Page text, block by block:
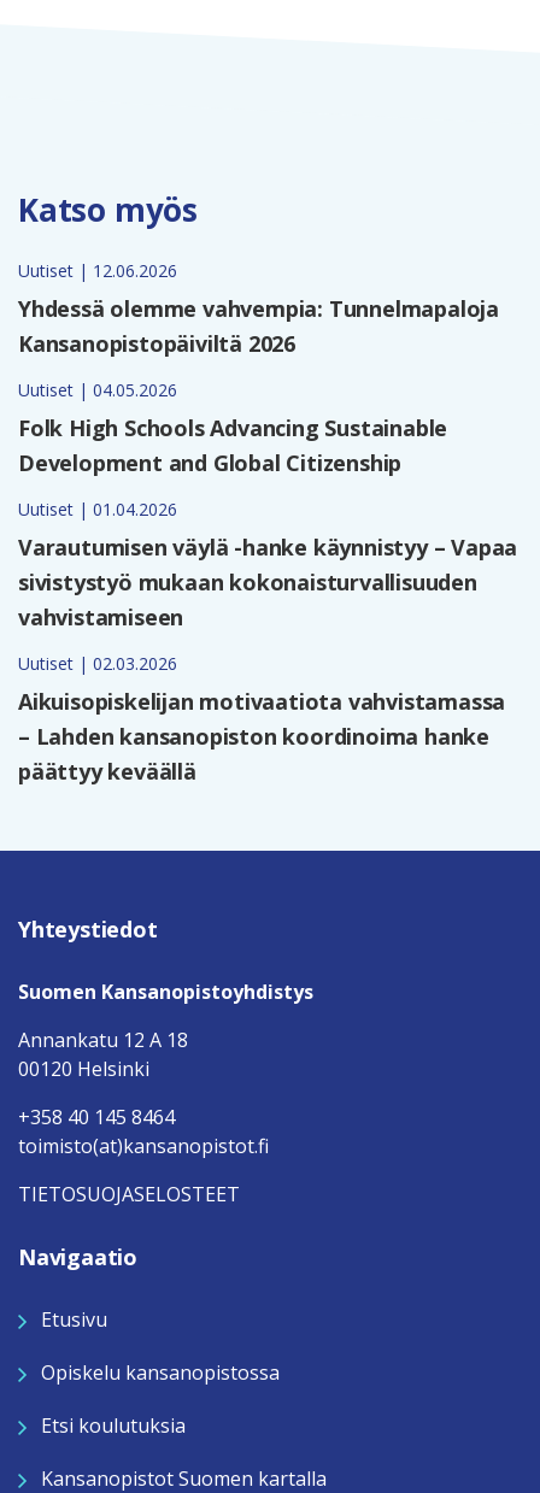
Katso myös
Uutiset | 12.06.2026
Yhdessä olemme vahvempia: Tunnelmapaloja
Kansanopistopäiviltä 2026
Uutiset | 04.05.2026
Folk High Schools Advancing Sustainable
Development and Global Citizenship
Uutiset | 01.04.2026
Varautumisen väylä -hanke käynnistyy – Vapaa
sivistystyö mukaan kokonaisturvallisuuden
vahvistamiseen
Uutiset | 02.03.2026
Aikuisopiskelijan motivaatiota vahvistamassa
– Lahden kansanopiston koordinoima hanke
päättyy keväällä
Yhteystiedot
Suomen Kansanopistoyhdistys
Annankatu 12 A 18
00120 Helsinki
+358 40 145 8464
toimisto(at)kansanopistot.fi
TIETOSUOJASELOSTEET
Navigaatio
Etusivu
Opiskelu kansanopistossa
Etsi koulutuksia
Kansanopistot Suomen kartalla